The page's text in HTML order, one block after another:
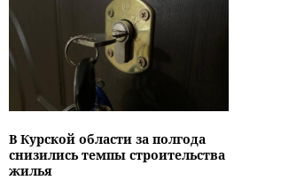
В Курской области за полгода
снизились темпы строительства
жилья